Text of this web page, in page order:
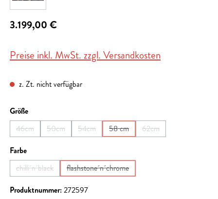
3.199,00 €
Preise inkl. MwSt. zzgl. Versandkosten
z. Zt. nicht verfügbar
Größeauswählen
46cm
(Diese Option ist zurzeit nicht verfügbar.)
50cm
(Diese Option ist zurzeit nicht verfügbar.)
54cm
(Diese Option ist zurzeit nicht verfügbar.)
58 cm
(Diese Option ist zurzeit nicht
62cm
(Diese Option ist zurzeit
Farbeauswählen
chilli´n´black
(Diese Option ist zurzeit nicht verfügbar.)
flashstone´n´chrome
(Diese Option ist zurzeit nicht verfügbar.)
Produktnummer:272597